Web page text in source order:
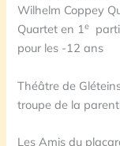
Wilhelm Coppey
Quartet en 1e
pour les -12 ans
Théâtre de
troupe de la
Les Amis du